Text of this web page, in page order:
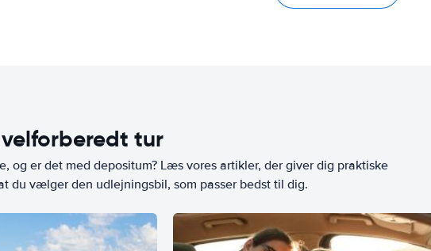
tur
og er det med depositum? Læs vores artikler, der giver dig praktiske
du vælger den udlejningsbil, som passer bedst til dig.